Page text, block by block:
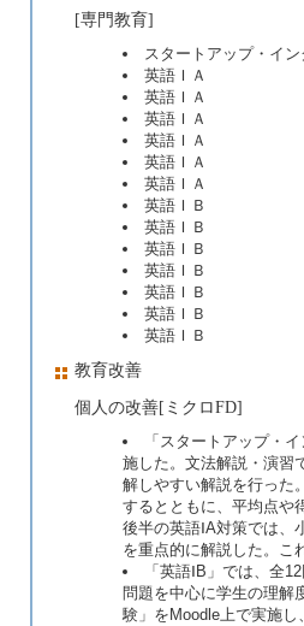
[専門教育]
スタートアップ・イン
英語ＩＡ
英語ＩＡ
英語ＩＡ
英語ＩＡ
英語ＩＡ
英語ＩＡ
英語ＩＢ
英語ＩＢ
英語ＩＢ
英語ＩＢ
英語ＩＢ
英語ＩＢ
英語ＩＢ
教育改善
個人の改善[ミクロFD]
「スタートアップ・
施した。文法解説・演習
解しやすい解説を行った
するとともに、平均点や
後半の英語ⅠA対策では、
を重点的に解説した。こ
「英語ⅠB」では、全
問題を中心に学生の理解
験」をMoodle上で実施